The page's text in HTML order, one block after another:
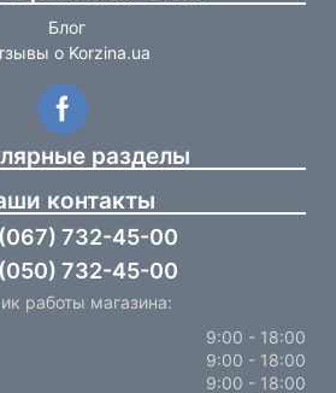
Блог
о Korzina.ua
разделы
контакты
732-45-00
732-45-00
работы магазина:
9:00 - 18:00
9:00 - 18:00
9:00 - 18:00